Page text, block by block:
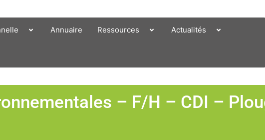
Annuaire Ressources Actualités
– F/H – CDI –